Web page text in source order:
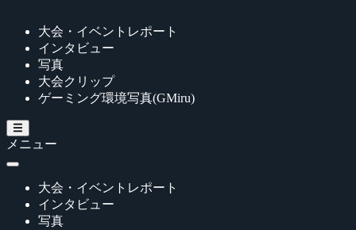
大会・イベントレポート
インタビュー
写真
大会クリップ
ゲーミング環境写真(GMiru)
メニュー
大会・イベントレポート
インタビュー
写真